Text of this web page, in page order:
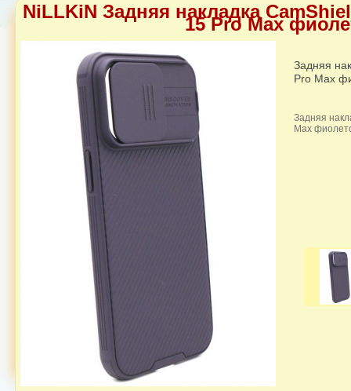
NiLLKiN Задняя накладка
15 Pro Max
Задняя
Pro Max
Задняя
Max